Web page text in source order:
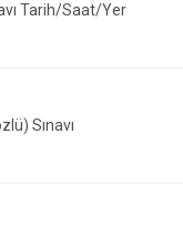
Tarih/Saat/Yer
Sınavı